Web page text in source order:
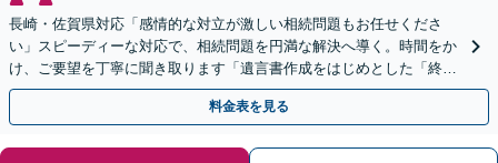
長崎・佐賀県対応「感情的な対立が激しい相続問題もお任せくださ
い」スピーディーな対応で、相続問題を円満な解決へ導く。時間をか
け、ご要望を丁寧に聞き取ります「遺言書作成をはじめとした「終
活」もサポート」【バリアフリー】【完全個室対応】
料金表を見る